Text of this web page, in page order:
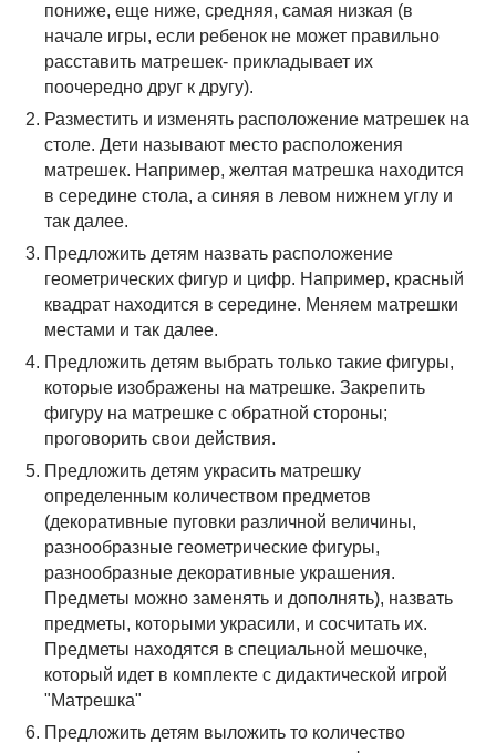
пониже, еще ниже, средняя, самая низкая (в
начале игры, если ребенок не может правильно
расставить матрешек- прикладывает их
поочередно друг к другу).
Разместить и изменять расположение матрешек на
столе. Дети называют место расположения
матрешек. Например, желтая матрешка находится
в середине стола, а синяя в левом нижнем углу и
так далее.
Предложить детям назвать расположение
геометрических фигур и цифр. Например, красный
квадрат находится в середине. Меняем матрешки
местами и так далее.
Предложить детям выбрать только такие фигуры,
которые изображены на матрешке. Закрепить
фигуру на матрешке с обратной стороны;
проговорить свои действия.
Предложить детям украсить матрешку
определенным количеством предметов
(декоративные пуговки различной величины,
разнообразные геометрические фигуры,
разнообразные декоративные украшения.
Предметы можно заменять и дополнять), назвать
предметы, которыми украсили, и сосчитать их.
Предметы находятся в специальной мешочке,
который идет в комплекте с дидактической игрой
"Матрешка"
Предложить детям выложить то количество